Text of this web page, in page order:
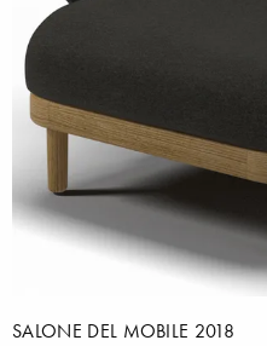
SALONE DEL MOBILE 2018